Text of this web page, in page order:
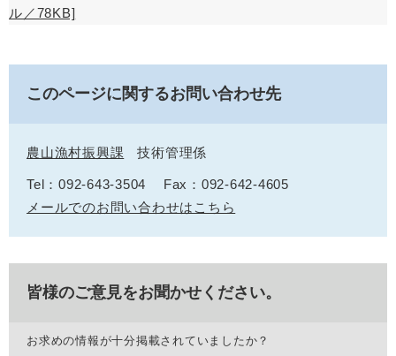
ル／78KB]
このページに関するお問い合わせ先
農山漁村振興課 技術管理係
Tel：092-643-3504
Fax：092-642-4605
メールでのお問い合わせはこちら
皆様のご意見をお聞かせください。
お求めの情報が十分掲載されていましたか？